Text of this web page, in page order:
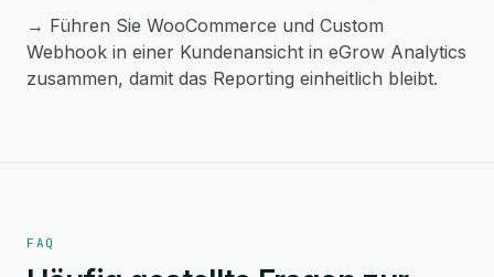
→ Führen Sie WooCommerce und Custom
Webhook in einer Kundenansicht in eGrow Analytics
zusammen, damit das Reporting einheitlich bleibt.
FAQ